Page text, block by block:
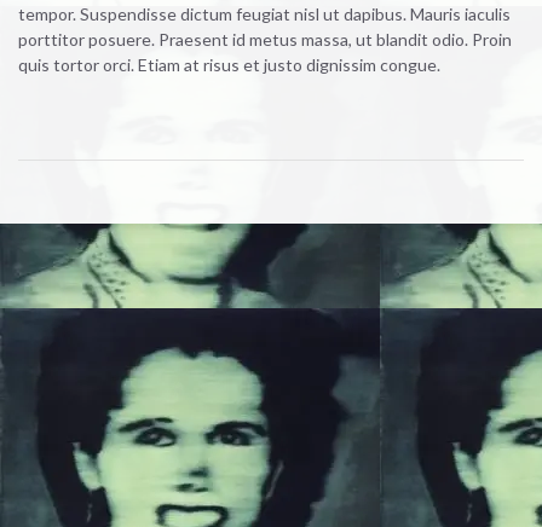
tempor. Suspendisse dictum feugiat nisl ut dapibus. Mauris iaculis
porttitor posuere. Praesent id metus massa, ut blandit odio. Proin
quis tortor orci. Etiam at risus et justo dignissim congue.